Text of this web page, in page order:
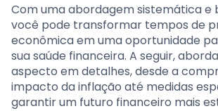
Com uma abordagem sistemática e
você pode transformar tempos de
econômica em uma oportunidade
sua saúde financeira. A seguir,
aspecto em detalhes, desde a
impacto da inflação até medidas
garantir um futuro financeiro mais